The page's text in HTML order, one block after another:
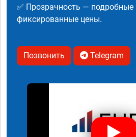
✅ Прозрачность — подробные
фиксированные цены.
Позвонить Telegram